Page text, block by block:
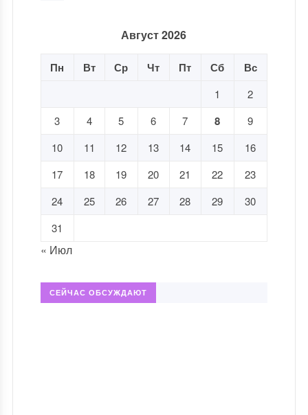
Август 2026
Пн Вт Ср Чт Пт Сб Вс
1
2
3
4 5 6 7 8
9
10
11 12 13 14 15
16
17
18 19 20 21 22
23
24
25 26 27 28 29
30
31
« Июл
СЕЙЧАС ОБСУЖДАЮТ